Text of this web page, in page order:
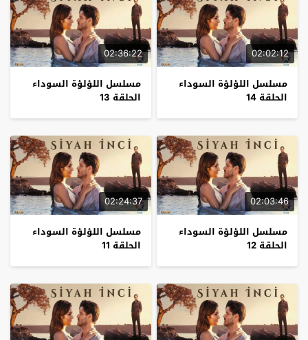
02:02:12
مسلسل اللؤلؤة السوداء
الحلقة 14
02:36:22
مسلسل اللؤلؤة السوداء
الحلقة 13
02:03:46
مسلسل اللؤلؤة السوداء
الحلقة 12
02:24:37
مسلسل اللؤلؤة السوداء
الحلقة 11